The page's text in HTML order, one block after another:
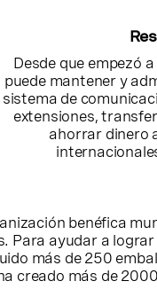
Desde que empezó
puede mantener y
sistema de
extensiones,
ahorrar dinero
benéfica
Para ayudar a
más de 250
más de